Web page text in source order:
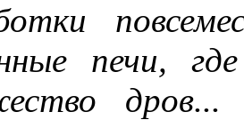
печи,
дров...